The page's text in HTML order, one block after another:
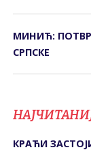
МИНИЋ:
СРПСКЕ
КРАЋИ